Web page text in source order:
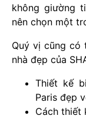
không giường
nên chọn một
Quý vị cũng có
nhà đẹp của
Thiết kế
Paris đẹp
Cách thiết